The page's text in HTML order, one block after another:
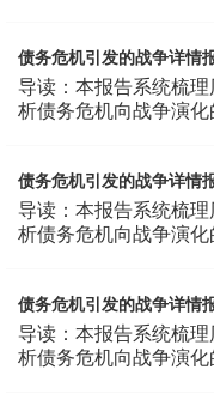
债务危机引发的战争详情
导读：本报告系统梳
析债务危机向战争演化
债务危机引发的战争详情
导读：本报告系统梳
析债务危机向战争演化
债务危机引发的战争详情
导读：本报告系统梳
析债务危机向战争演化